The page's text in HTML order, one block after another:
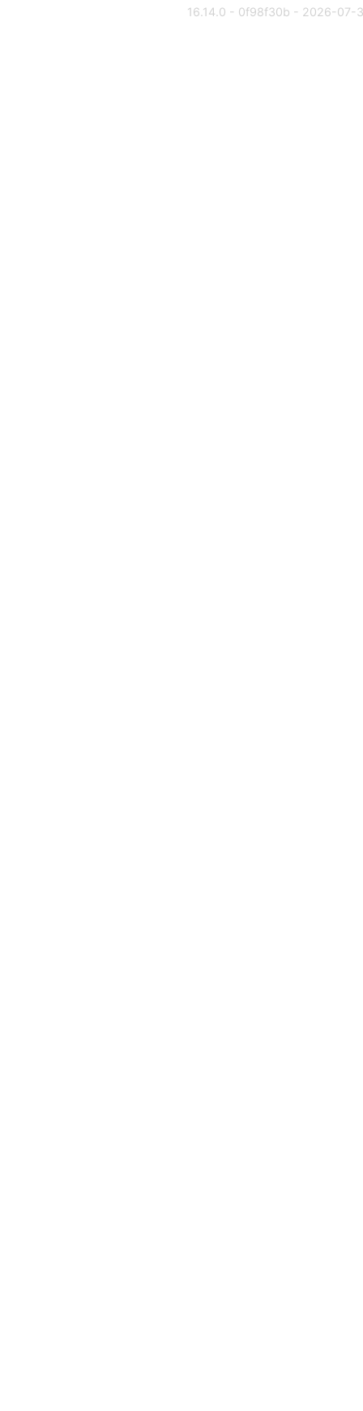
16.14.0 - 0f98f30b - 2026-07-